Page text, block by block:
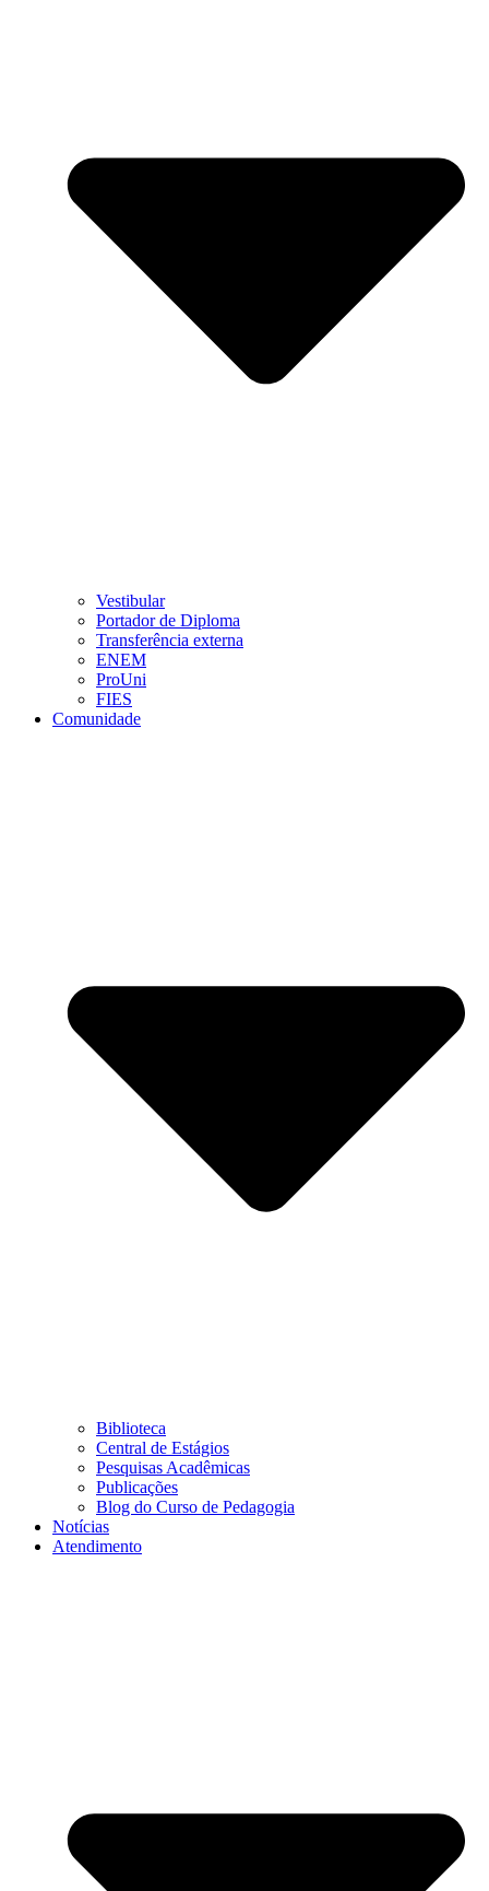
Vestibular
Portador de Diploma
Transferência externa
ENEM
ProUni
FIES
Comunidade
Biblioteca
Central de Estágios
Pesquisas Acadêmicas
Publicações
Blog do Curso de Pedagogia
Notícias
Atendimento